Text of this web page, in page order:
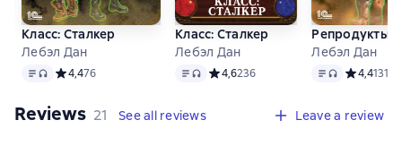
Класс: Сталкер
Лебэл Дан
Text, audio format available
Средний рейтинг 4,4 на основе 76 оценок
4,476
Класс: Сталкер
Лебэл Дан
Text, audio format available
Средний рейтинг 4,6 на основе 236
4,6236
Репродукты
Лебэл Дан
Text, audio
Средний
4,4131
Reviews 21 reviews
21 See all reviews Leave a review